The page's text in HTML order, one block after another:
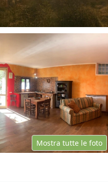
Mostra tutte le foto